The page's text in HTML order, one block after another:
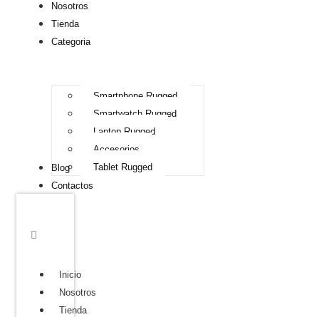
Nosotros
Tienda
Categoria
Smartphone Rugged
Smartwatch Rugged
Laptop Rugged
Accesorios
Tablet Rugged
Blog
Contactos
Inicio
Nosotros
Tienda